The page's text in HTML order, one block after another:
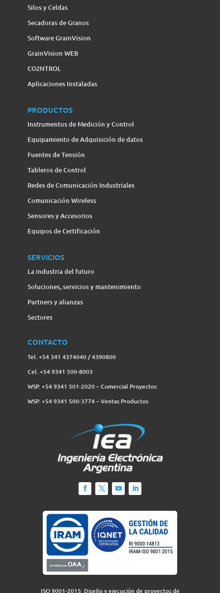
Silos y Celdas
Secadoras de Granos
Software GrainVision
GrainVision WEB
CO2NTROL
Aplicaciones Instaladas
PRODUCTOS
Instrumentos de Medición y Control
Equipamiento de Adquisición de datos
Fuentes de Tensión
Tableros de Control
Redes de Comunicación Industriales
Comunicación Wireless
Sensores y Accesorios
Equipos de Certificación
SERVICIOS
La industria del futuro
Soluciones, servicios y mantenimiento
Partners y alianzas
Sectores
CONTACTO
Tel. +54 341 4374040 / 4390800
Cel. +54 9341 500-8003
WSP. +54 9341 501-2020 – Comercial Proyectos
WSP. +54 9341 500-3774‬ – Ventas Productos
ISO 9001-2015: Diseño y ejecución de proyectos de